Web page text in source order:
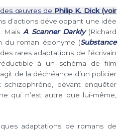
œuvres de Philip K. Dick (voir
d’actions développant une idée
MaisA Scanner Darkly (Richard
du roman éponyme (Substance
rares adaptations de l’écrivain
à un schéma de film
de la déchéance d’un policier
devant enquêter
qui n’est autre que lui-même,
adaptations de romans de